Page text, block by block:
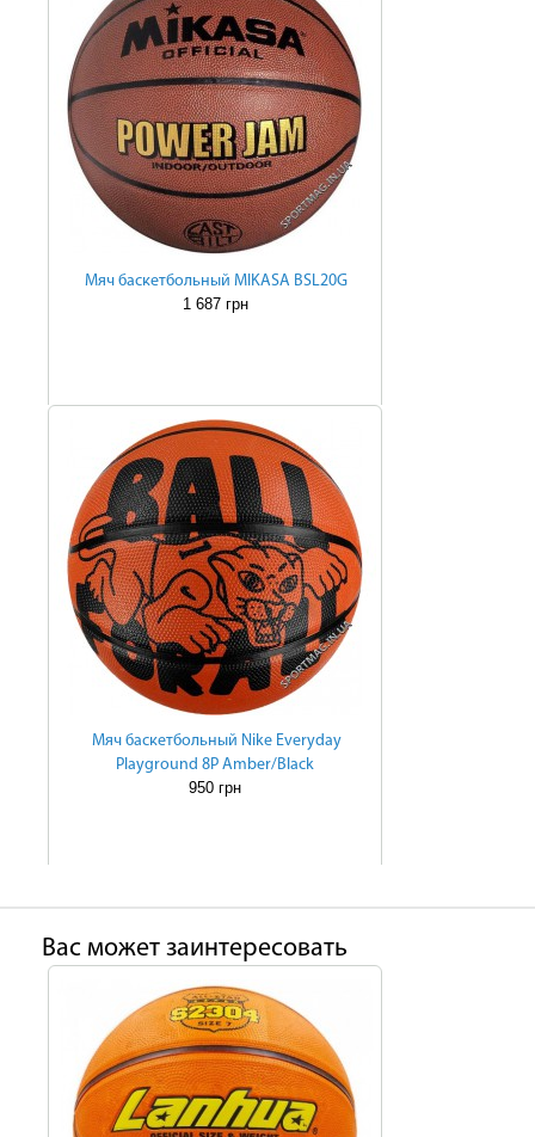
Мяч баскетбольный MIKASA BSL20G
1 687 грн
Мяч баскетбольный Nike Everyday
Playground 8P Amber/Black
950 грн
Ваc может заинтересовать